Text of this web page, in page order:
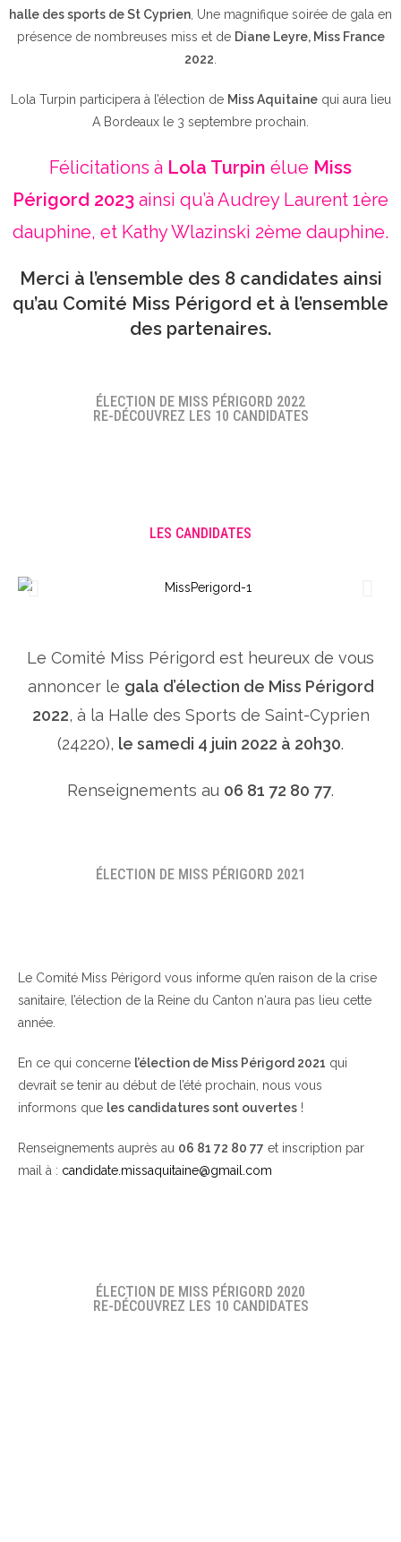
halle des sports de St Cyprien , Une magnifique soirée de gala en
présence de nombreuses miss et de Diane Leyre, Miss France
2022
Lola Turpin participera à l’élection de Miss Aquitainequi aura lieu
A Bordeaux le 3 septembre prochain.
Félicitations à Lola Turpin élue Miss
Périgord 2023 ainsi qu’à Audrey Laurent 1ère
dauphine, et Kathy Wlazinski 2ème dauphine.
Merci à l’ensemble des 8 candidates ainsi
qu’au Comité Miss Périgord et à l’ensemble
des partenaires.
ÉLECTION DE MISS PÉRIGORD 2022
RE-DÉCOUVREZ LES 10 CANDIDATES
LES CANDIDATES
Le Comité Miss Périgord est heureux de vous
annoncer le gala d’élection de Miss Périgord
2022, à la Halle des Sports de Saint-Cyprien
(24220), le samedi 4 juin 2022 à 20h30.
Renseignements au 06 81 72 80 77.
ÉLECTION DE MISS PÉRIGORD 2021
Le Comité Miss Périgord vous informe qu’en raison de la crise
sanitaire, l’élection de la Reine du Canton n‘aura pas lieu cette
année.
En ce qui concerne l’élection de Miss Périgord 2021 qui
devrait se tenir au début de l’été prochain, nous vous
informons que les candidatures sont ouvertes !
Renseignements auprès au 06 81 72 80 77 et inscription par
mail à : candidate.missaquitaine@gmail.com
ÉLECTION DE MISS PÉRIGORD 2020
RE-DÉCOUVREZ LES 10 CANDIDATES